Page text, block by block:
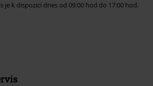
je k dispozici dnes od 09:00 hod do 17:00 hod.